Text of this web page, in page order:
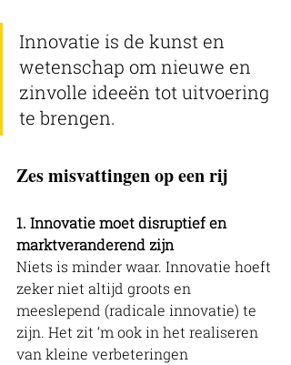
Innovatie is de kunst en
wetenschap om nieuwe en
zinvolle ideeën tot uitvoering
te brengen.
Zes misvattingen op een rij
1. Innovatie moet disruptief en
marktveranderend zijn
Niets is minder waar. Innovatie hoeft
zeker niet altijd groots en
meeslepend (radicale innovatie) te
zijn. Het zit ‘m ook in het realiseren
van kleine verbeteringen